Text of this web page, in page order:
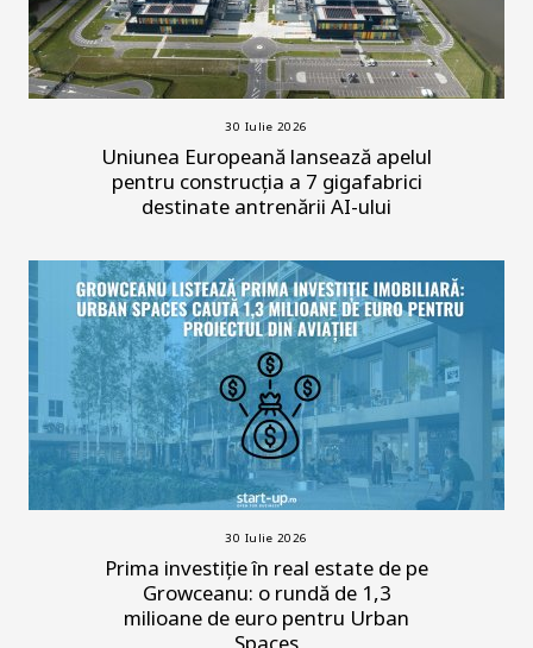
30 Iulie 2026
Uniunea Europeană lansează apelul
pentru construcția a 7 gigafabrici
destinate antrenării AI-ului
30 Iulie 2026
Prima investiție în real estate de pe
Growceanu: o rundă de 1,3
milioane de euro pentru Urban